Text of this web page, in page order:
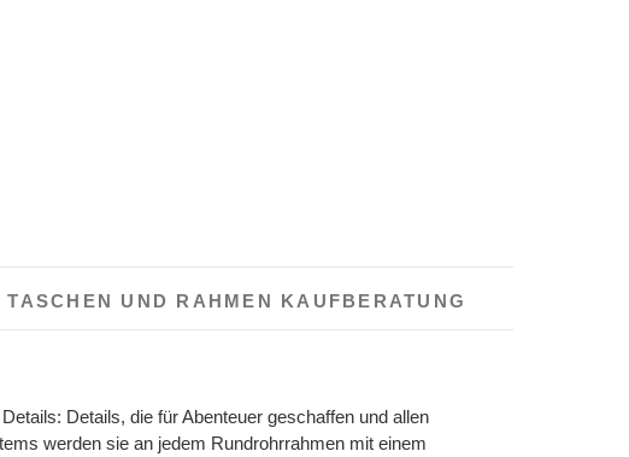
TASCHEN UND RAHMEN KAUFBERATUNG
Details, die für Abenteuer geschaffen und allen
werden sie an jedem Rundrohrrahmen mit einem